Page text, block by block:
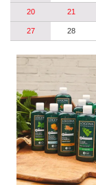
20 21
27 28